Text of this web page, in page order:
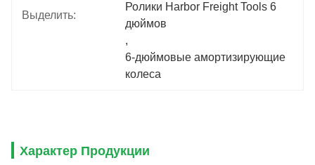
Выделить:
Ролики Harbor Freight Tools 6
дюймов
,
6-дюймовые амортизирующие
колеса
Характер Продукции